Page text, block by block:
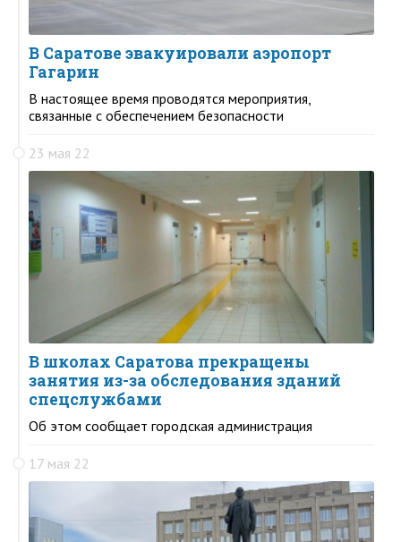
В Саратове эвакуировали аэропорт
Гагарин
В настоящее время проводятся мероприятия,
связанные с обеспечением безопасности
23 мая 22
В школах Саратова прекращены
занятия из-за обследования зданий
спецслужбами
Об этом сообщает городская администрация
17 мая 22